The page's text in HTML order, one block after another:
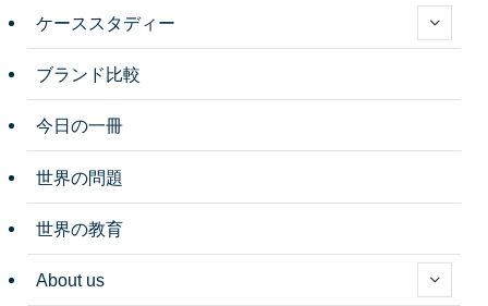
ケーススタディー
ブランド比較
今日の一冊
世界の問題
世界の教育
About us